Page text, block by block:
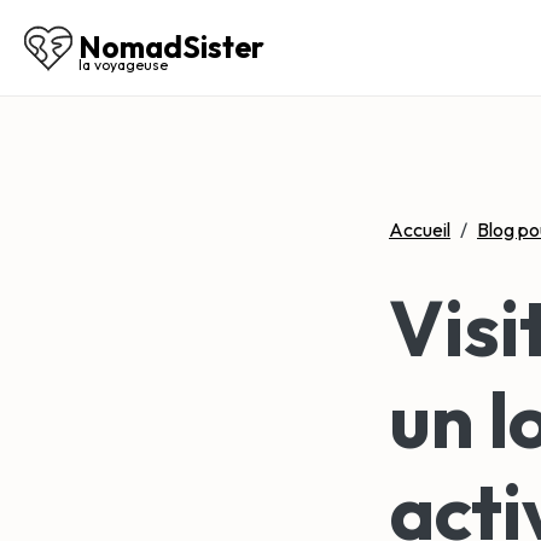
NomadSister
la voyageuse
Accueil / Blog
un